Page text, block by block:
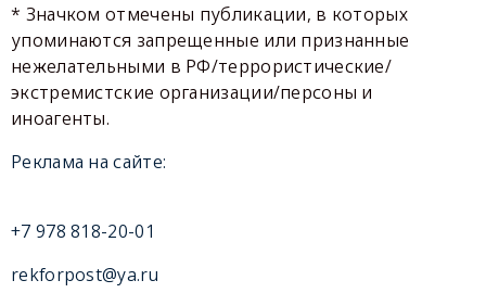
* Значком отмечены публикации, в которых
упоминаются запрещенные или признанные
нежелательными в РФ/террористические/
экстремистские организации/персоны и
иноагенты.
Реклама на сайте:
+7 978 818-20-01
rekforpost@ya.ru